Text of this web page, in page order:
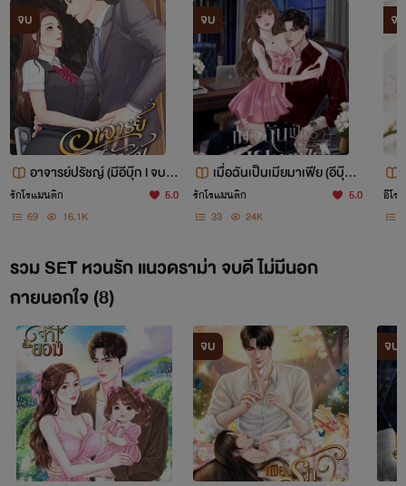
จบ
วัน
อาจารย์ปรัชญ์ (มีอีบุ๊ก l จบแล้
ว)
รักโรแมนติก
5.0
69
16.1K
จบ
วัน
เมื่อฉันเป็นเมียมาเฟีย (อีบุ๊กม
าแล้วค่ะ)
รักโรแมนติก
5.0
33
24K
จบ
วัน
อีโร
รวม SET หวนรัก แนวดราม่า จบดี ไม่มีนอก
กายนอกใจ (8)
จบ
วัน
จบ
วัน